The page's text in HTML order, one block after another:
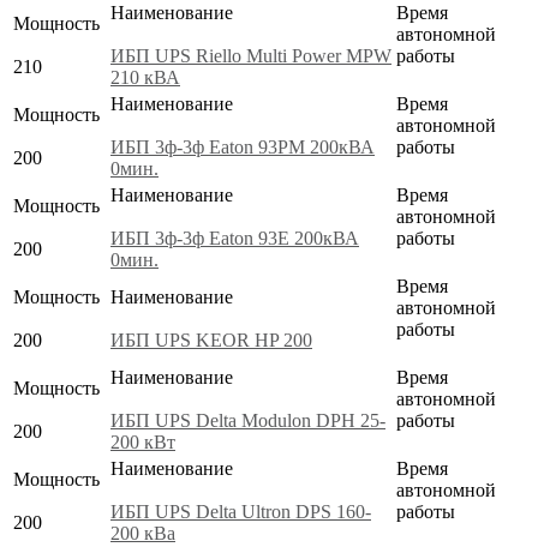
Мощность
210
Наименование
ИБП UPS Riello Multi Power MPW
210 кВА
Время
автономной
работы
Мощность
200
Наименование
ИБП 3ф-3ф Eaton 93PM 200кВА
0мин.
Время
автономной
работы
Мощность
200
Наименование
ИБП 3ф-3ф Eaton 93E 200кВА
0мин.
Время
автономной
работы
Мощность
200
Наименование
ИБП UPS KEOR HP 200
Время
автономной
работы
Мощность
200
Наименование
ИБП UPS Delta Modulon DPH 25-
200 кВт
Время
автономной
работы
Мощность
200
Наименование
ИБП UPS Delta Ultron DPS 160-
200 кВа
Время
автономной
работы